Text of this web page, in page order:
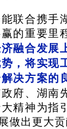
联合携手
的重要里
融合发展
，将实现
决方案的
府、湖南
精神为指
做出更大贡